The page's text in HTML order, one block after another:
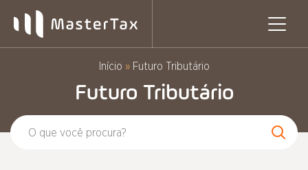
para
Início » Futuro Tributário
Futuro Tributário